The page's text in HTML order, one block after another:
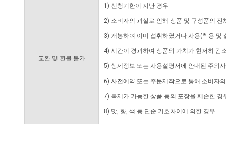
교환 및 환불 불가
1) 신청기한이 지난 경우
2) 소비자의 과실로 인해 상품 및 구성품의
3) 개봉하여 이미 섭취하였거나 사용(착용 및
4) 시간이 경과하여 상품의 가치가 현저히 감
5) 상세정보 또는 사용설명서에 안내된 주의
6) 사전예약 또는 주문제작으로 통해 소비자
7) 복제가 가능한 상품 등의 포장을 훼손한 경
8) 맛, 향, 색 등 단순 기호차이에 의한 경우